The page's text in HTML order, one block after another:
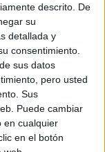
descrito. De
su
detallada y
consentimiento.
sus datos
pero usted
Sus
Puede cambiar
en cualquier
en el botón
formularios